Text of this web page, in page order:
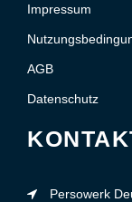
Impressum
AGB
Datenschutz
Persowerk